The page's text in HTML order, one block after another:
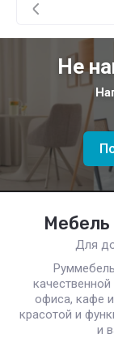
Не
Мебель
Для
офиса, кафе
красотой и
и